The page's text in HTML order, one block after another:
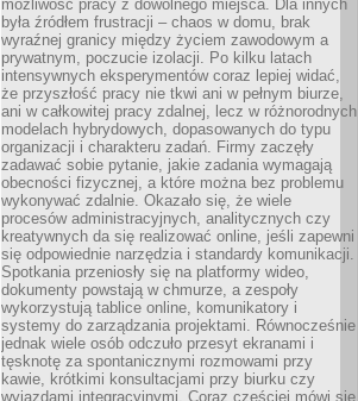
możliwość pracy z dowolnego miejsca. Dla innych
była źródłem frustracji – chaos w domu, brak
wyraźnej granicy między życiem zawodowym a
prywatnym, poczucie izolacji. Po kilku latach
intensywnych eksperymentów coraz lepiej widać,
że przyszłość pracy nie tkwi ani w pełnym biurze,
ani w całkowitej pracy zdalnej, lecz w różnorodnych
modelach hybrydowych, dopasowanych do typu
organizacji i charakteru zadań. Firmy zaczęły
zadawać sobie pytanie, jakie zadania wymagają
obecności fizycznej, a które można bez problemu
wykonywać zdalnie. Okazało się, że wiele
procesów administracyjnych, analitycznych czy
kreatywnych da się realizować online, jeśli zapewni
się odpowiednie narzędzia i standardy komunikacji.
Spotkania przeniosły się na platformy wideo,
dokumenty powstają w chmurze, a zespoły
wykorzystują tablice online, komunikatory i
systemy do zarządzania projektami. Równocześnie
jednak wiele osób odczuło przesyt ekranami i
tęsknotę za spontanicznymi rozmowami przy
kawie, krótkimi konsultacjami przy biurku czy
wyjazdami integracyjnymi. Coraz częściej mówi się